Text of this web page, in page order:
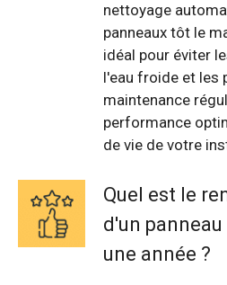
nettoyage
panneaux tôt le
idéal pour éviter
l'eau froide et les
maintenance
performance
de vie de votre
Quel est le
d'un
une année ?